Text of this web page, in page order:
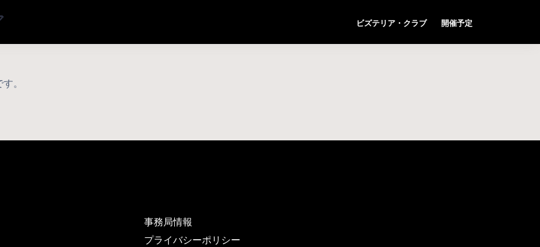
ビズテリア・クラブ 開催予定
。
事務局情報
プライバシーポリシー